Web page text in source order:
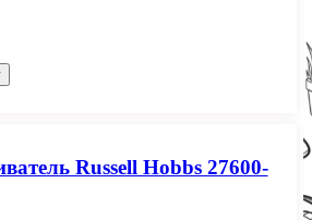
Russell Hobbs 27600-